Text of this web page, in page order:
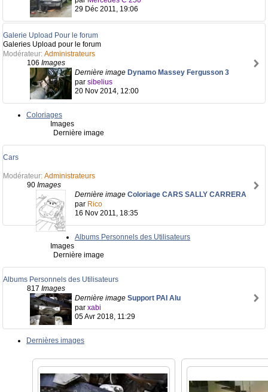
29 Déc 2011, 19:06
Galerie Upload Pour le forum
Galeries Upload pour le forum
Modérateur: Administrateurs
106 Images
Dernière image Dynamo Massey Fergusson 3
par sibelius
20 Nov 2014, 12:00
Coloriages
Images
Dernière image
Cars
Modérateur: Administrateurs
90 Images
Dernière image Coloriage CARS SALLY CARRERA
par Rico
16 Nov 2011, 18:35
Albums Personnels des Utilisateurs
Images
Dernière image
Albums Personnels des Utilisateurs
817 Images
Dernière image Support PAI Alu
par xabi
05 Avr 2018, 11:29
Dernières images